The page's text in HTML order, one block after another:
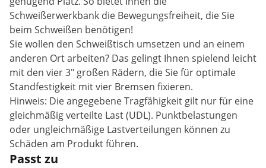
Schweißerwerkbank die Bewegungsfreiheit, die Sie
beim Schweißen benötigen!
Sie wollen den Schweißtisch umsetzen und an einem
anderen Ort arbeiten? Das gelingt Ihnen spielend leicht
mit den vier 3" großen Rädern, die Sie für optimale
Standfestigkeit mit vier Bremsen fixieren.
Hinweis: Die angegebene Tragfähigkeit gilt nur für eine
gleichmäßig verteilte Last (UDL). Punktbelastungen
oder ungleichmäßige Lastverteilungen können zu
Schäden am Produkt führen.
Passt zu